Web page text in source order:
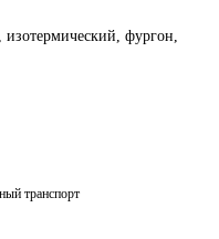
изотермический, фургон,
транспорт